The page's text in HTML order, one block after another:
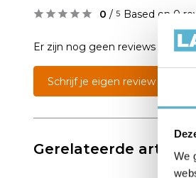
We
0 / 5 Based on 0
Er zijn nog geen reviews
Schrijf je eigen review
Gerelateerde